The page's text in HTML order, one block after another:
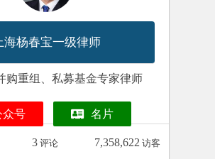
海杨春宝一级律师
购重组、私募基金专家律师
众号 名片
3 评论 7,358,622 访客